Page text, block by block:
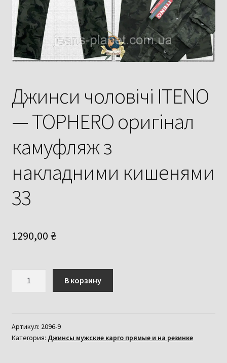
Джинси чоловічі ITENO
— TOPHERO оригінал
камуфляж з
накладними кишенями
33
1290,00 ₴
ITENO
-
В корзину
Артикул: 2096-9
Категория: Джинсы мужские карго прямые и на резинке